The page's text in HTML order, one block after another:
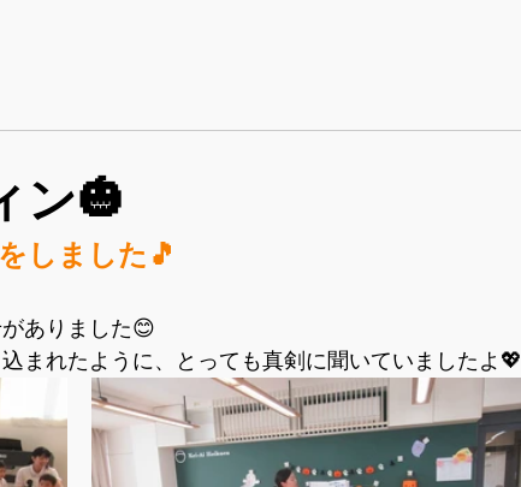
ン🎃
しました🎵
ありました😊
まれたように、とっても真剣に聞いていましたよ💖